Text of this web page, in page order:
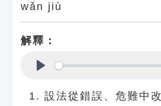
貓頭鷹博士
wǎn jiù
解釋：
設法從錯誤、危難中